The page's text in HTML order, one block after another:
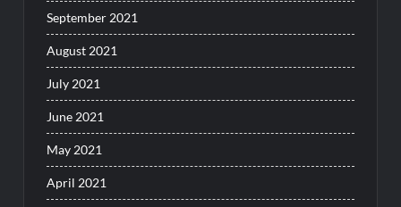
September 2021
August 2021
July 2021
June 2021
May 2021
April 2021